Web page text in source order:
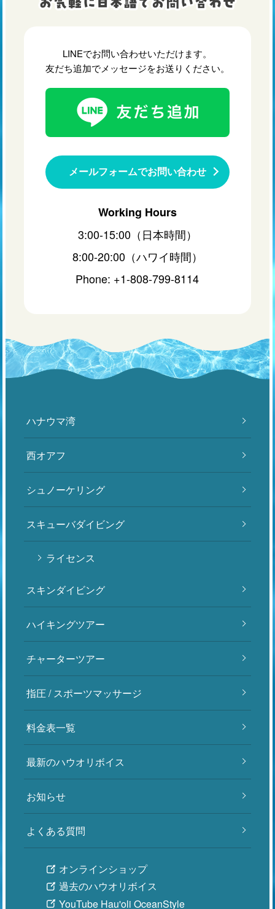
LINEでお問い合わせいただけます。
友だち追加でメッセージをお送りください。
メールフォームでお問い合わせ
Working Hours
3:00-15:00（日本時間）
8:00-20:00（ハワイ時間）
Phone: +1-808-799-8114
ハナウマ湾
西オアフ
シュノーケリング
スキューバダイビング
ライセンス
スキンダイビング
ハイキングツアー
チャーターツアー
指圧 / スポーツマッサージ
料金表一覧
最新のハウオリボイス
お知らせ
よくある質問
オンラインショップ
過去のハウオリボイス
YouTube Hau'oli OceanStyle